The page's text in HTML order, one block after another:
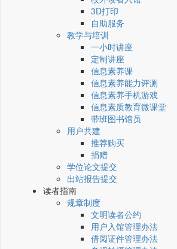
3D打印
自助服务
教学与培训
一小时讲座
定制讲座
信息素养课
信息素养能力评测
信息素养手机游戏
信息素质教育微课堂
带班图书馆员
用户共建
推荐购买
捐赠
学位论文提交
出站报告提交
读者指南
规章制度
文明读者公约
用户入馆管理办法
借阅证件管理办法